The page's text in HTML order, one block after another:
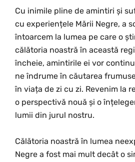
Cu inimile pline de amintiri și
cu experiențele Mării Negre, a
întoarcem la lumea pe care o
călătoria noastră în această
încheie, amintirile ei vor
ne îndrume în căutarea
în viața de zi cu zi. Revenim la
o perspectivă nouă și o
lumii din jurul nostru.
Călătoria noastră în lumea
Negre a fost mai mult decât o